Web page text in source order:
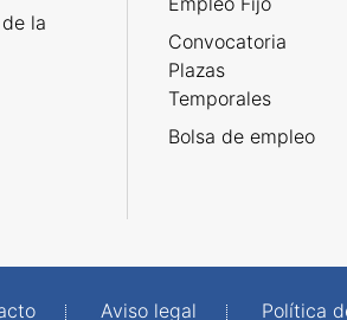
la
Convocatoria
Plazas
Temporales
Bolsa de empleo
Aviso legal Política